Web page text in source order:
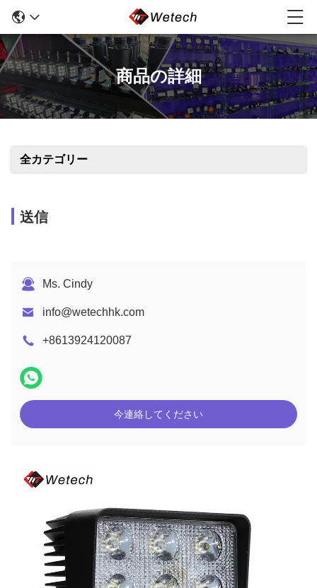
商品の詳細
全カテゴリー
送信
Ms. Cindy
info@wetechhk.com
+8613924120087
今連絡してください